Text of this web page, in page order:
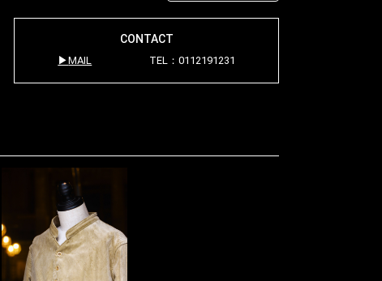
CONTACT
MAIL TEL：0112191231